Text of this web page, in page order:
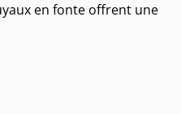
en fonte offrent une